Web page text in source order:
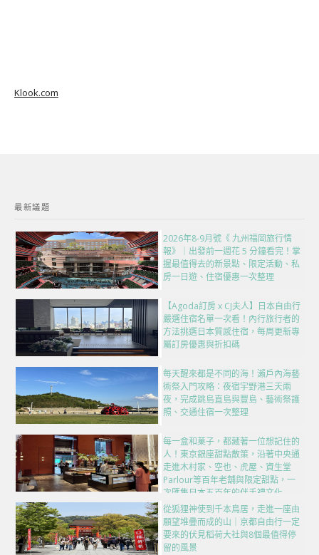
Klook.com
最新議題
2026年8-9月號《 九州福岡旅行情
報》｜出發前一週花 5 分鐘看完！掌
握最值得去的新景點、限定活動、私
房一日遊、住宿優惠一次整理
【Agoda訂房 x CJ夫人】日本自由行
嚴選住宿名單一次看！內行旅行者的
方法挑選日本質感住宿，每周更新專
屬訂房優惠與折扣碼
每天醒來都是不同的海！瀨戶內海藝
術祭入門攻略：夜宿宇野港三天兩
夜，完成跳島直島與豐島、藝術祭護
照、交通住宿一次整理
每一盒和菓子，都藏著一位想記住的
人！東京銀座甜點散策，沿著中央通
走進木村家、空也、虎屋、資生堂
Parlour等百年老舖與限定甜點，一
次匯集日本五百年的伴手禮文化
從狐狸神使到千本鳥居，走進一座由
願望堆疊而成的山｜京都自由行一定
要來的伏見稻荷大社與8個最值得停
留的風景